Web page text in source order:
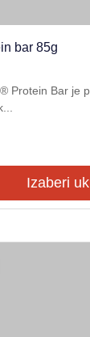
bar 85g
Protein Bar je
Izaberi